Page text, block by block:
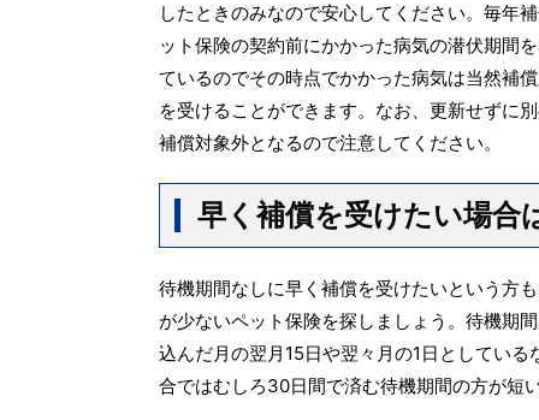
したときのみなので安心してください。毎年
ット保険の契約前にかかった病気の潜伏期間
ているのでその時点でかかった病気は当然補
を受けることができます。なお、更新せずに
補償対象外となるので注意してください。
早く補償を受けたい場合
待機期間なしに早く補償を受けたいという方
が少ないペット保険を探しましょう。待機期
込んだ月の翌月15日や翌々月の1日としてい
合ではむしろ30日間で済む待機期間の方が短